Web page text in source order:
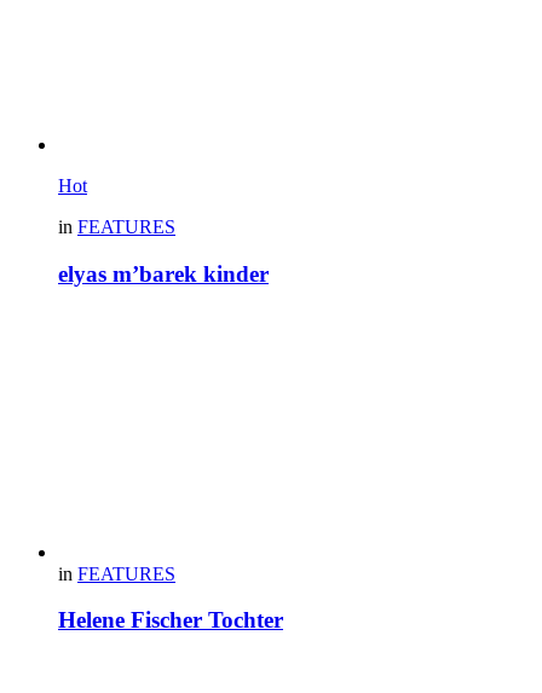
Hot
in FEATURES
elyas m’barek kinder
in FEATURES
Helene Fischer Tochter